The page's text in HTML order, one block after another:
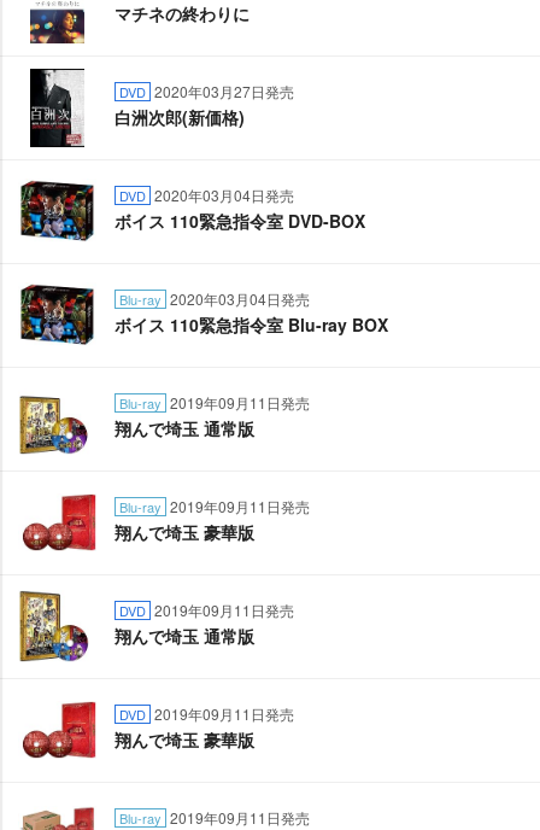
マチネの終わりに
DVD 2020年03月27日発売
白洲次郎(新価格)
DVD 2020年03月04日発売
ボイス 110緊急指令室 DVD-BOX
Blu-ray 2020年03月04日発売
ボイス 110緊急指令室 Blu-ray BOX
Blu-ray 2019年09月11日発売
翔んで埼玉 通常版
Blu-ray 2019年09月11日発売
翔んで埼玉 豪華版
DVD 2019年09月11日発売
翔んで埼玉 通常版
DVD 2019年09月11日発売
翔んで埼玉 豪華版
Blu-ray 2019年09月11日発売